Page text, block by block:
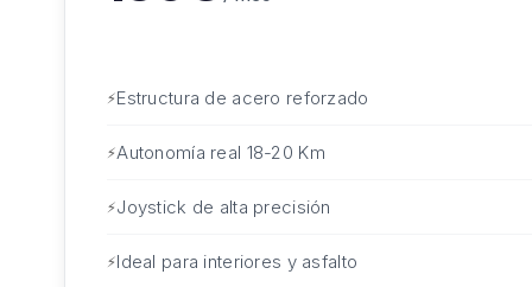
Estructura de acero reforzado
Autonomía real 18-20 Km
Joystick de alta precisión
Ideal para interiores y asfalto